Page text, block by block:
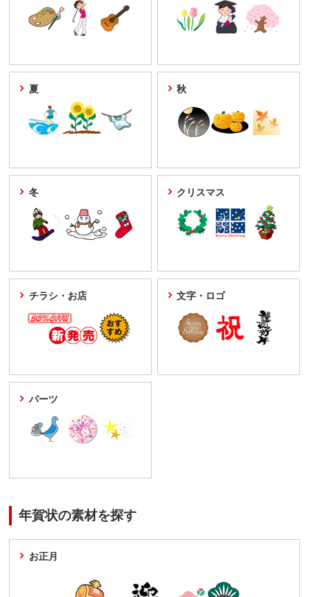
夏 秋
冬 クリスマス
チラシ・お店 文字・ロゴ
パーツ
年賀状の素材を探す
お正月